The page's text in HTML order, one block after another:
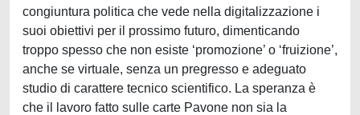
congiuntura politica che vede nella digitalizzazione i
suoi obiettivi per il prossimo futuro, dimenticando
troppo spesso che non esiste ‘promozione’ o ‘fruizione’,
anche se virtuale, senza un pregresso e adeguato
studio di carattere tecnico scientifico. La speranza è
che il lavoro fatto sulle carte Pavone non sia la